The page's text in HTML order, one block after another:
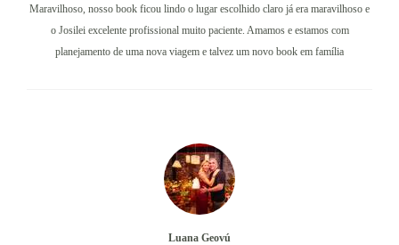
Maravilhoso, nosso book ficou lindo o lugar escolhido claro já era maravilhoso e
o Josilei excelente profissional muito paciente. Amamos e estamos com
planejamento de uma nova viagem e talvez um novo book em família
Luana Geovú